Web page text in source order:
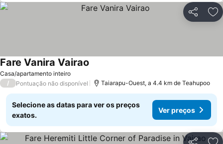
Partilhar
Casa/apartamento inteiro
Fare Vanira Vairao
/ Pontuação não disponível Taiarapu-Ouest, a 4.4 km de Teahupoo
Selecione as datas para ver os preços
exatos.
Ver preços